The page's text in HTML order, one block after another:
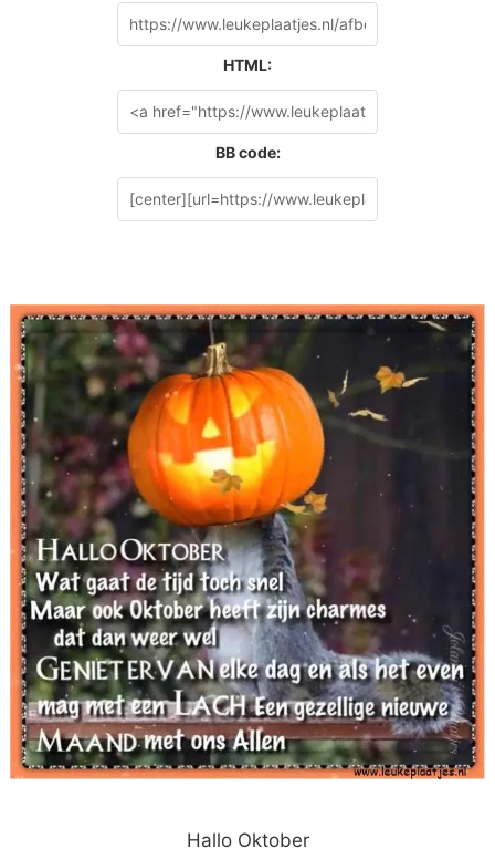
HTML:
BB code:
Hallo Oktober